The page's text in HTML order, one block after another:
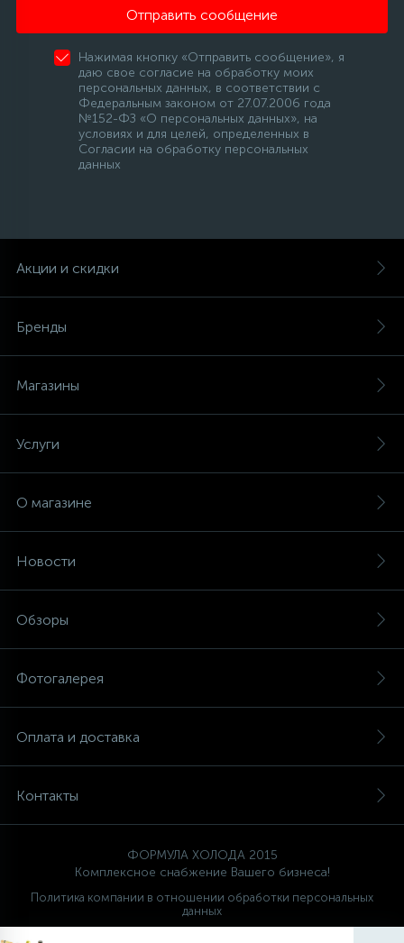
Отправить сообщение
Нажимая кнопку «Отправить сообщение», я
даю свое согласие на обработку моих
персональных данных, в соответствии с
Федеральным законом от 27.07.2006 года
№152-ФЗ «О персональных данных», на
условиях и для целей, определенных в
Согласии на обработку персональных
данных
Акции и скидки
Бренды
Магазины
Услуги
О магазине
Новости
Обзоры
Фотогалерея
Оплата и доставка
Контакты
ФОРМУЛА ХОЛОДА 2015
Комплексное снабжение Вашего бизнеса!
Политика компании в отношении обработки персональных
данных